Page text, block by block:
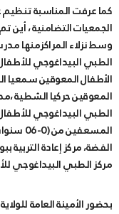
كما عرفت المناسبة تنظيم
الجمعيات التضامنية ،
وسط نزلاء المراكزمنها
الطبي البيداغوجي
الأطفال المعوقين سمعيا
المعوقين حركيا الشطية
الطبي البيداغوجي
مركز الطبي البيداغوجي
بحضور الأمينة العامة